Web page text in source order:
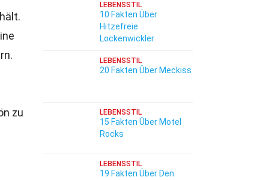
zu
LEBENSSTIL
10 Fakten Über
Hitzefreie
Lockenwickler
LEBENSSTIL
20 Fakten Über Meckiss
LEBENSSTIL
15 Fakten Über Motel
Rocks
LEBENSSTIL
19 Fakten Über Den